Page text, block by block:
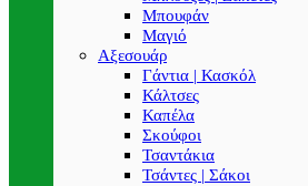
Μπουφάν
Μαγιό
Αξεσουάρ
Γάντια | Κασκόλ
Κάλτσες
Καπέλα
Σκούφοι
Τσαντάκια
Τσάντες | Σάκοι